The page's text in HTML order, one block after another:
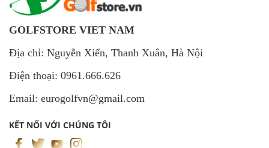
GOLFSTORE VIET NAM
Địa chỉ: Nguyễn Xiển, Thanh Xuân, Hà Nội
Điện thoại: 0961.666.626
Email: eurogolfvn@gmail.com
KẾT NỐI VỚI CHÚNG TÔI